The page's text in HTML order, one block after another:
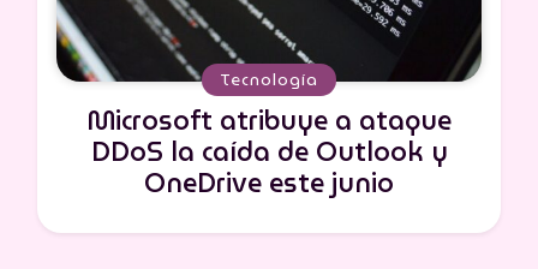
Tecnología
Microsoft atribuye a ataque
DDoS la caída de Outlook y
OneDrive este junio